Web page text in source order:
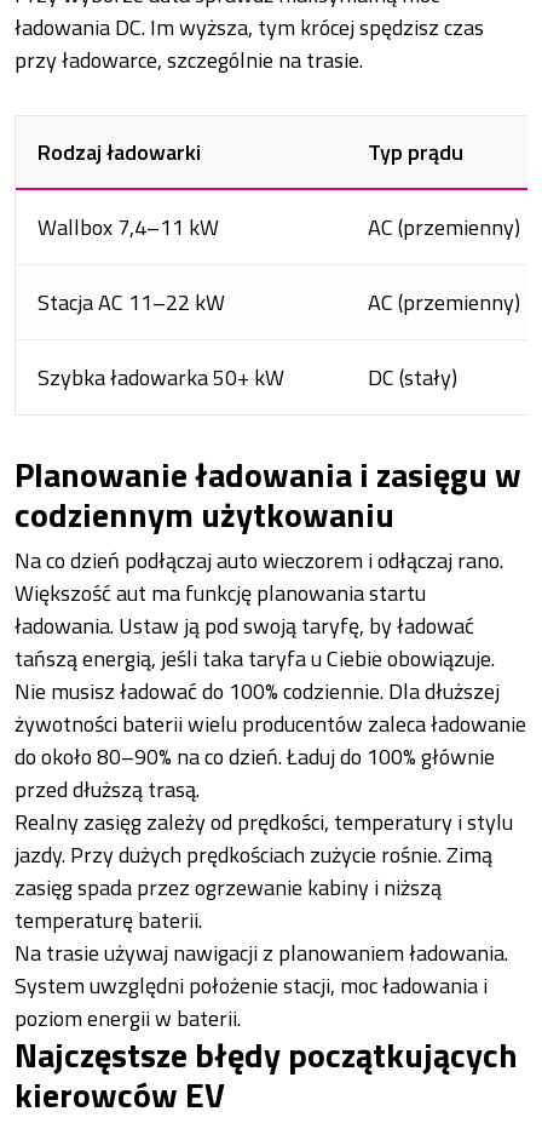
ładowania DC. Im wyższa, tym krócej spędzisz czas
przy ładowarce, szczególnie na trasie.
Rodzaj ładowarki Typ prądu
Wallbox 7,4–11 kW AC (przemienny)
Stacja AC 11–22 kW AC (przemienny)
Szybka ładowarka 50+ kW DC (stały)
Planowanie ładowania i zasięgu w
codziennym użytkowaniu
Na co dzień podłączaj auto wieczorem i odłączaj rano.
Większość aut ma funkcję planowania startu
ładowania. Ustaw ją pod swoją taryfę, by ładować
tańszą energią, jeśli taka taryfa u Ciebie obowiązuje.
Nie musisz ładować do 100% codziennie. Dla dłuższej
żywotności baterii wielu producentów zaleca ładowanie
do około 80–90% na co dzień. Ładuj do 100% głównie
przed dłuższą trasą.
Realny zasięg zależy od prędkości, temperatury i stylu
jazdy. Przy dużych prędkościach zużycie rośnie. Zimą
zasięg spada przez ogrzewanie kabiny i niższą
temperaturę baterii.
Na trasie używaj nawigacji z planowaniem ładowania.
System uwzględni położenie stacji, moc ładowania i
poziom energii w baterii.
Najczęstsze błędy początkujących
kierowców EV